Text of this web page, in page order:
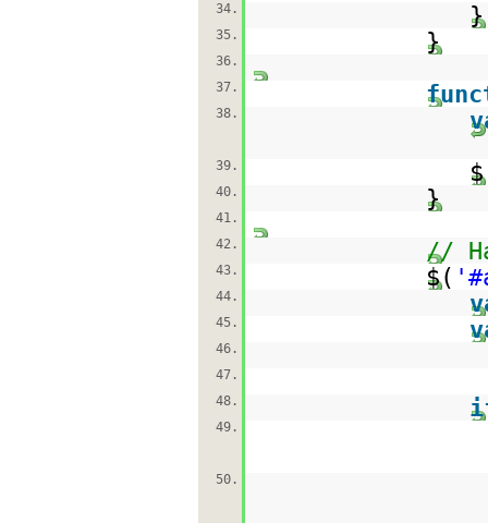
34.
35. }
36.
37.
38.
39.
40. }
41.
42.
//
43. $(
44.
45.
46.
47.
48.
49.
50.